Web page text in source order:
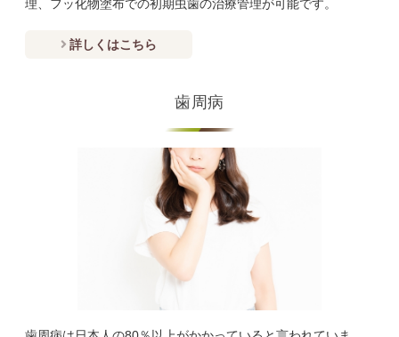
理、フッ化物塗布での初期虫歯の治療管理が可能です。
詳しくはこちら
歯周病